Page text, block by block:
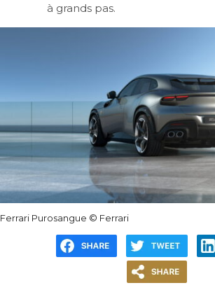
à grands pas.
Ferrari Purosangue © Ferrari